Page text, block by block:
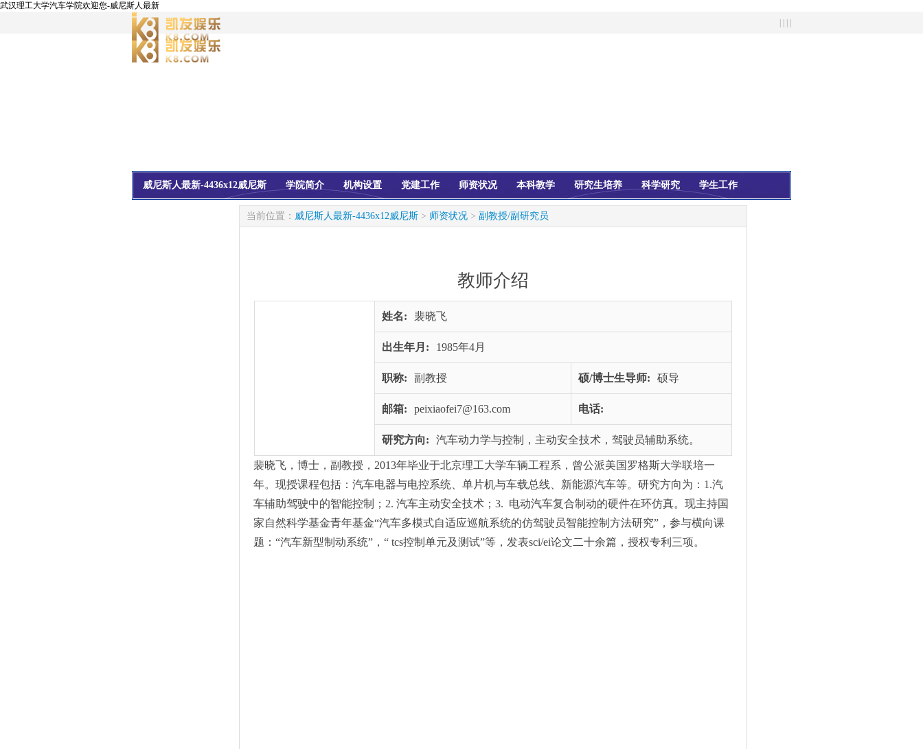
武汉理工大学汽车学院欢迎您-威尼斯人最新
威尼斯人最新-4436x12威尼斯 学院简介 机构设置 党建工作 师资状况 本科教学 研究生培养 科学研究 学生工作
当前位置： 威尼斯人最新-4436x12威尼斯 > 师资状况 > 副教授/副研究员
教师介绍
姓名: 裴晓飞
出生年月: 1985年4月
职称: 副教授 硕/博士生导师: 硕导
邮箱: peixiaofei7@163.com 电话:
研究方向: 汽车动力学与控制，主动安全技术，驾驶员辅助系统。
裴晓飞，博士，副教授，2013年毕业于北京理工大学车辆工程系，曾公派美国罗格斯大学联培一
年。现授课程包括：汽车电器与电控系统、单片机与车载总线、新能源汽车等。研究方向为：1.汽
车辅助驾驶中的智能控制；2. 汽车主动安全技术；3. 电动汽车复合制动的硬件在环仿真。现主持国
家自然科学基金青年基金“汽车多模式自适应巡航系统的仿驾驶员智能控制方法研究”，参与横向课
题：“汽车新型制动系统”，“ tcs控制单元及测试”等，发表sci/ei论文二十余篇，授权专利三项。